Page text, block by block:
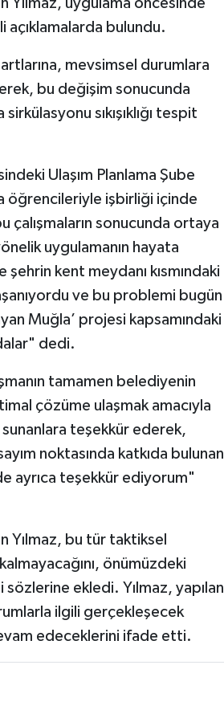
Yılmaz, uygulama öncesinde
bulundu.
mevsimsel durumlara
bu değişim sonucunda
sıkışıklığı tespit
Ulaşım Planlama Şube
öğrencileriyle işbirliği içinde
çalışmaların sonucunda ortaya
uygulamanın hayata
kent meydanı kısmındaki
ve bu problemi bugün
Muğla’ projesi kapsamındaki
dedi.
tamamen belediyenin
çözüme ulaşmak amacıyla
teşekkür ederek,
noktasında katkıda bulunan
ayrıca teşekkür ediyorum"
Yılmaz, bu tür taktiksel
önümüzdeki
ekledi. Yılmaz, yapılan
ilgili gerçekleşecek
edeceklerini ifade etti.